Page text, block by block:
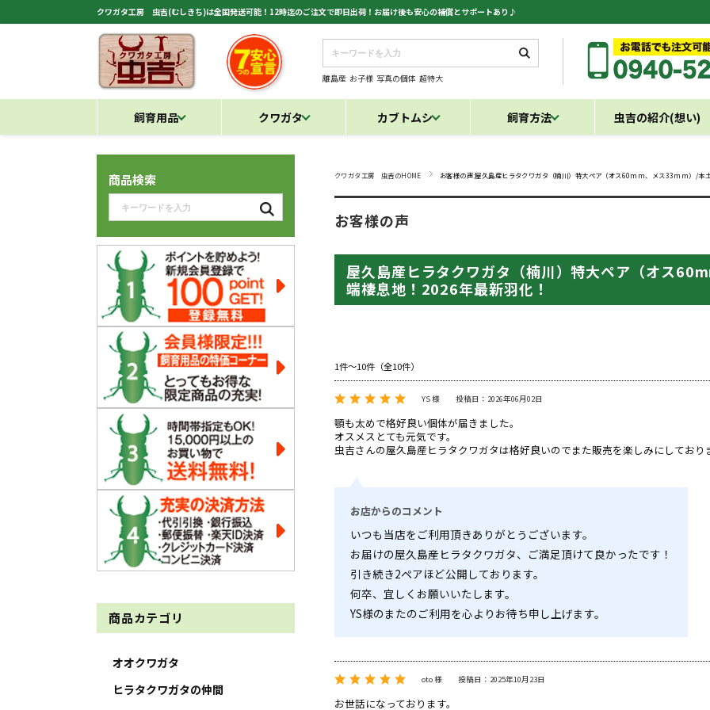
クワガタ工房 虫吉(むしきち)は全国発送可能！12時迄のご注文で即日出荷！お届け後も安心の補償とサポートあり♪
離島産 お子様 写真の個体 超特大
飼育用品 クワガタ カブトムシ 飼育方法 虫吉の紹介(想い)
クワガタ工房 虫吉のHOME お客様の声:屋久島産ヒラタクワガタ（楠川）特大ペア（オス60mm、メス33mm）/本
お客様の声
屋久島産ヒラタクワガタ（楠川）特大ペア（オス
端棲息地！2026年最新羽化！
1件～10件（全10件）
YS 様 投稿日：2026年06月02日
顎も太めで格好良い個体が届きました。
オスメスとても元気です。
虫吉さんの屋久島産ヒラタクワガタは格好良いのでまた販売を楽しみにしており
お店からのコメント
いつも当店をご利用頂きありがとうございます。
お届けの屋久島産ヒラタクワガタ、ご満足頂けて良かったです！
引き続き2ペアほど公開しております。
何卒、宜しくお願いいたします。
YS様のまたのご利用を心よりお待ち申し上げます。
oto 様 投稿日：2025年10月23日
お世話になっております。
商品検索
商品カテゴリ
オオクワガタ
ヒラタクワガタの仲間